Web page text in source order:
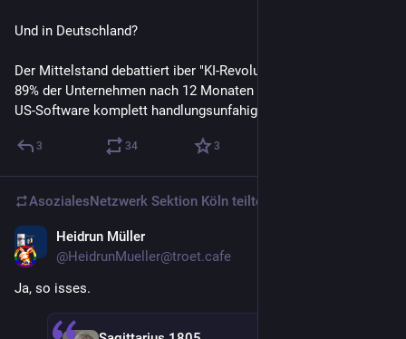
Und in Deutschland?
Der Mittelstand debattiert iber "KI-Revolutionen", wahrend
89% der Unternehmen nach 12 Monaten ohne
US-Software komplett handlungsunfahig waren.
3 34 3
AsozialesNetzwerk Sektion Köln teilte
Heidrun Müller
@HeidrunMueller@troet.cafe
Ja, so isses.